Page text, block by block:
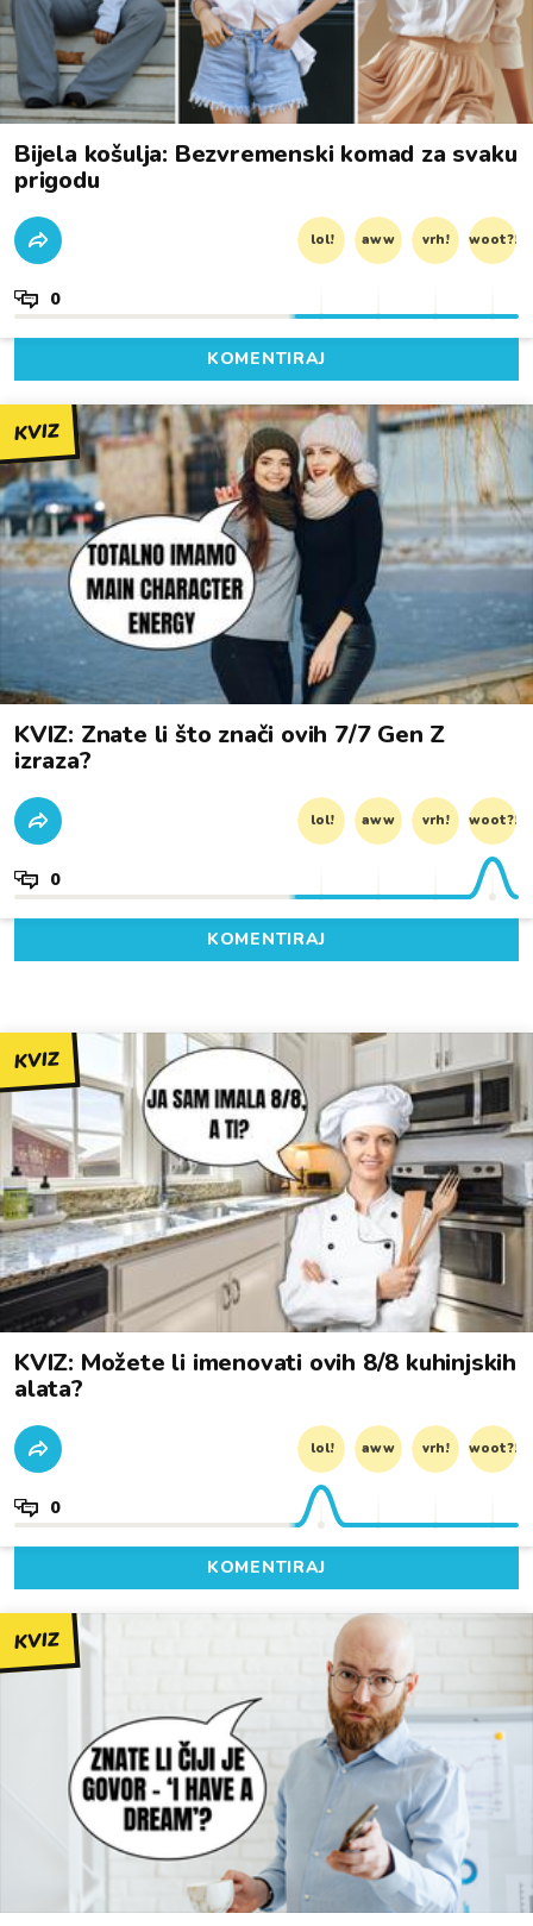
Bijela košulja: Bezvremenski komad za svaku
prigodu
lol! aww vrh! woot?!
0
KOMENTIRAJ
KVIZ
KVIZ: Znate li što znači ovih 7/7 Gen Z
izraza?
lol! aww vrh! woot?!
0
KOMENTIRAJ
KVIZ
KVIZ: Možete li imenovati ovih 8/8 kuhinjskih
alata?
lol! aww vrh! woot?!
0
KOMENTIRAJ
KVIZ